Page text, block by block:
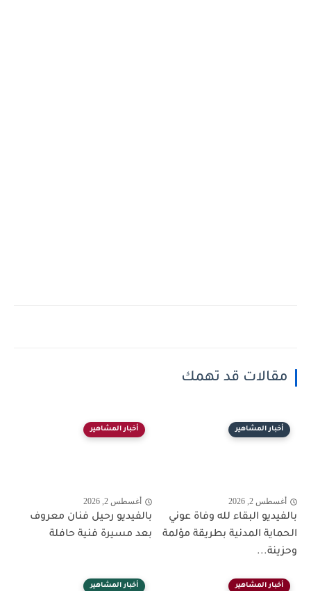
مقالات قد تهمك
أخبار المشاهير
أغسطس 2, 2026
بالفيديو البقاء لله وفاة عوني
الحماية المدنية بطريقة مؤلمة
وحزينة...
أخبار المشاهير
أغسطس 2, 2026
بالفيديو رحيل فنان معروف
بعد مسيرة فنية حافلة
أخبار المشاهير أخبار المشاهير